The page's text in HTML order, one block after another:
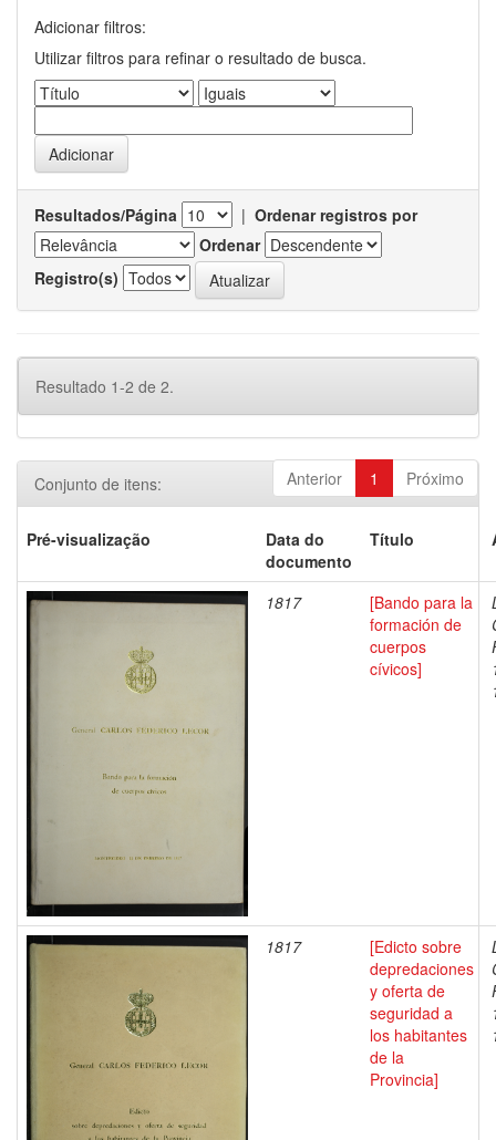
Adicionar filtros:
Utilizar filtros para refinar o resultado de busca.
Resultados/Página | Ordenar registros por
Ordenar
Registro(s)
Resultado 1-2 de 2.
Anterior 1 Próximo
Conjunto de itens:
Pré-visualização
Data do
documento
Título
1817
[Bando para la
formación de
cuerpos
cívicos]
1817
[Edicto sobre
depredaciones
y oferta de
seguridad a
los habitantes
de la
Provincia]